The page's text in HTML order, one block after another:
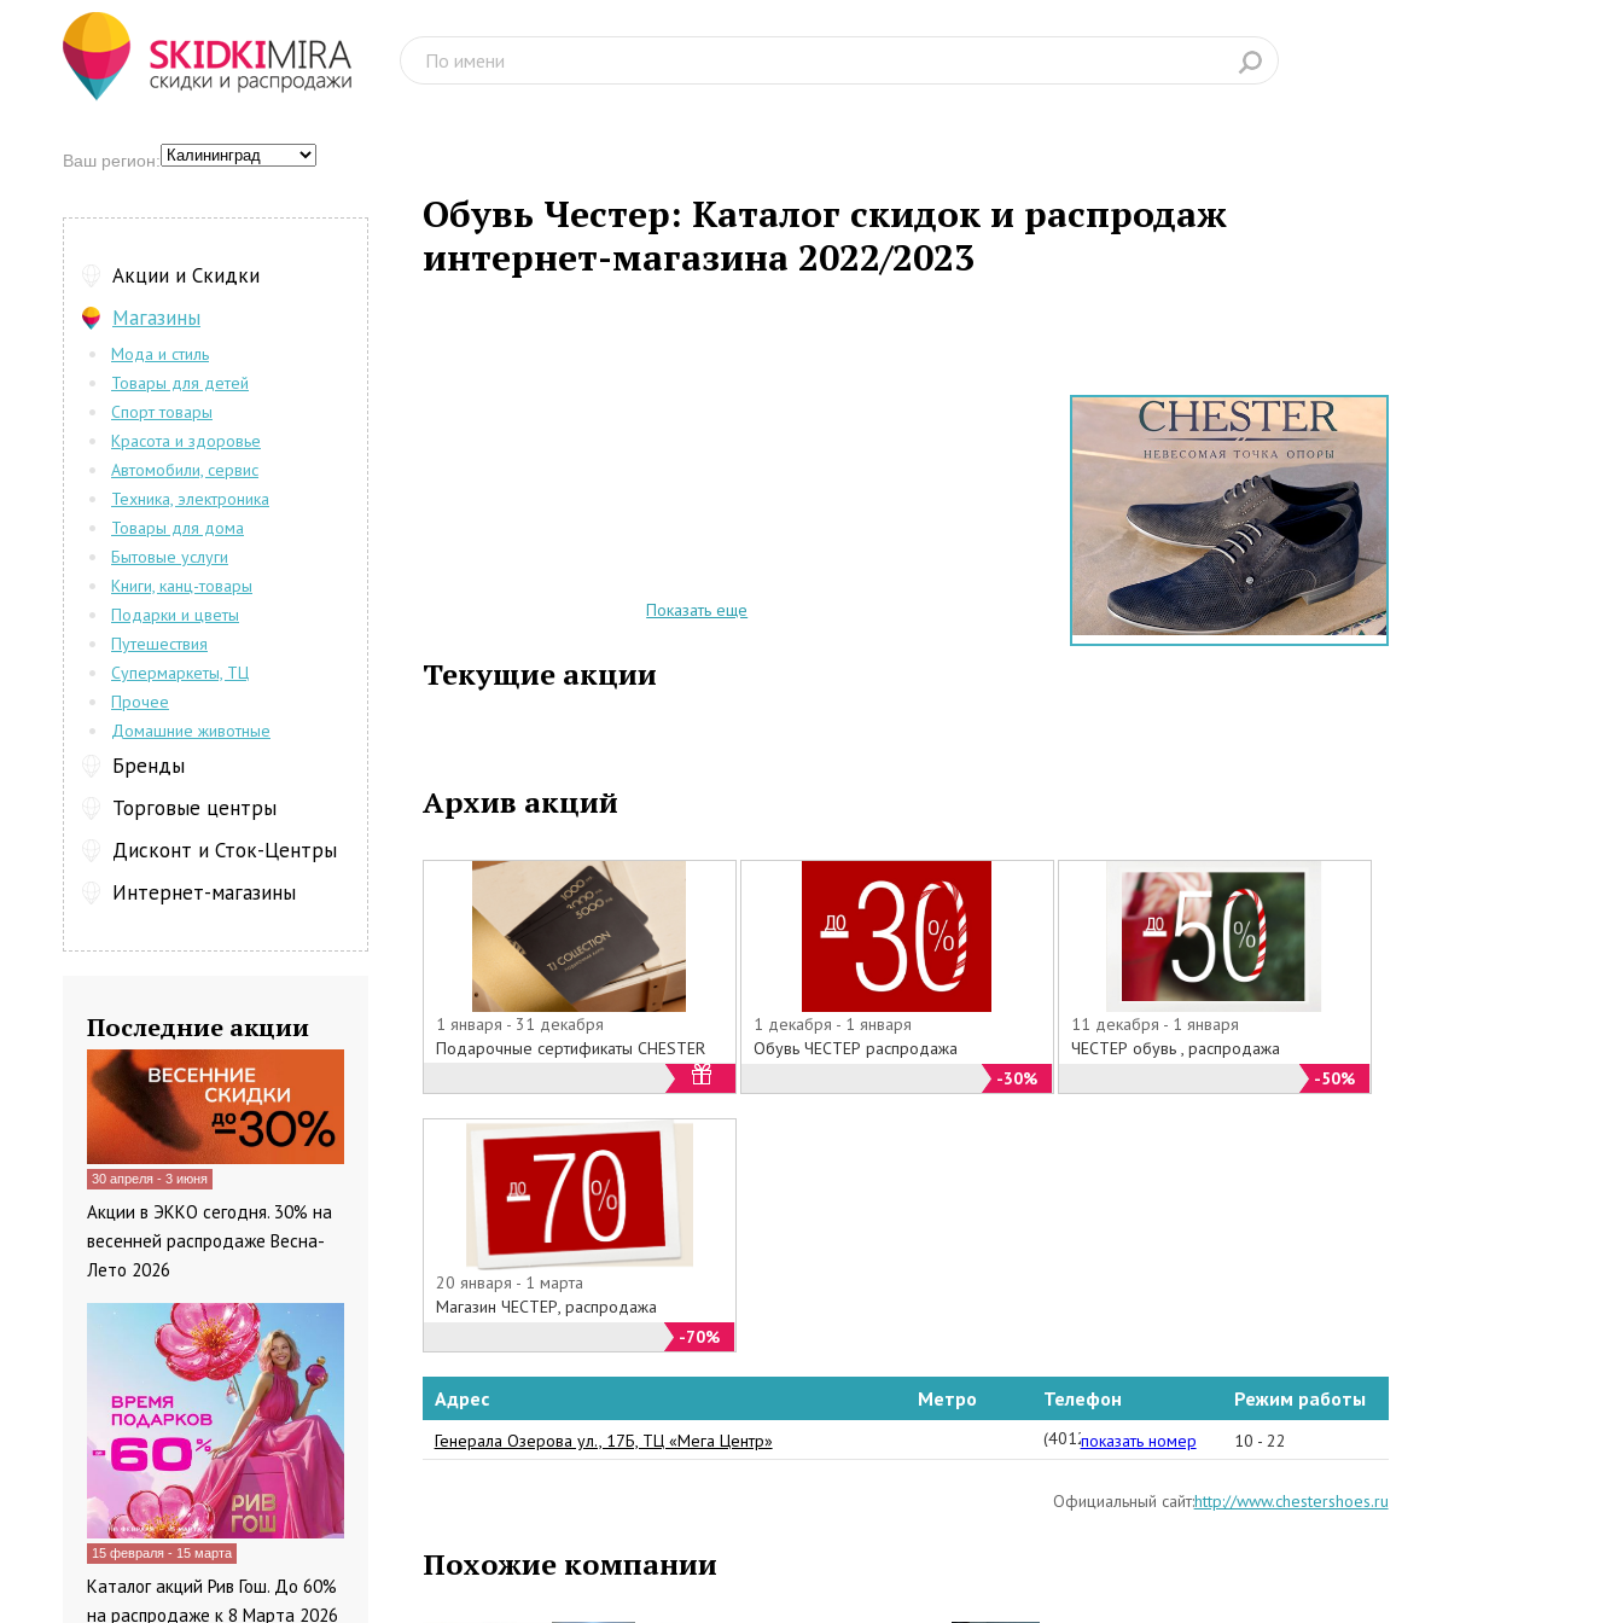
Обувь Честер: Каталог скидок и распродаж
интернет-магазина 2022/2023
Показать еще
Текущие акции
Архив акций
1 января - 31 декабря
Подарочные сертификаты CHESTER
1 декабря - 1 января
Обувь ЧЕСТЕР распродажа
-30%
11 декабря - 1 января
ЧЕСТЕР обувь , распродажа
-50%
20 января - 1 марта
Магазин ЧЕСТЕР, распродажа
-70%
Адрес Метро Телефон Режим работы
Генерала Озерова ул., 17Б, ТЦ «Мега Центр» (4012) 96-91-04
показать номер 10 - 22
Официальный сайт:http://www.chestershoes.ru
Похожие компании
Ваш регион:
Акции и Скидки
Магазины
Мода и стиль
Товары для детей
Спорт товары
Красота и здоровье
Автомобили, сервис
Техника, электроника
Товары для дома
Бытовые услуги
Книги, канц-товары
Подарки и цветы
Путешествия
Супермаркеты, ТЦ
Прочее
Домашние животные
Бренды
Торговые центры
Дисконт и Сток-Центры
Интернет-магазины
Последние акции
30 апреля - 3 июня
Акции в ЭККО сегодня. 30% на
весенней распродаже Весна-
Лето 2026
15 февраля - 15 марта
Каталог акций Рив Гош. До 60%
на распродаже к 8 Марта 2026